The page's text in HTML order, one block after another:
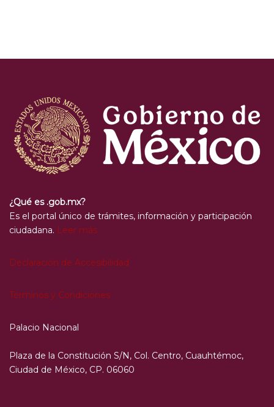
¿Qué es .gob.mx?
Es el portal único de trámites, información y participación
ciudadana. Leer más
Declaración de Accesibilidad
Términos y Condiciones
Palacio Nacional
Plaza de la Constitución S/N, Col. Centro, Cuauhtémoc,
Ciudad de México, CP. 06060